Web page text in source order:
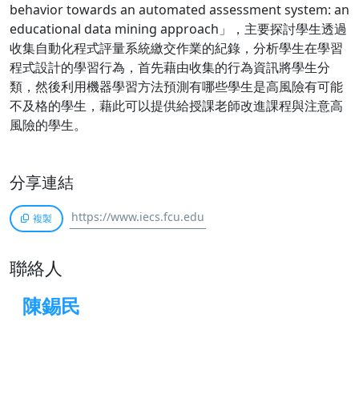
behavior towards an automated assessment system: an
educational data mining approach」，主要探討學生透過
收集自動化程式評量系統繳交作業的紀錄，分析學生在學習
程式設計的學習行為，首先藉由收集的行為資訊將學生分
類，然後利用機器學習方法預測有哪些學生是高風險有可能
不及格的學生，藉此可以提供給授課老師改進課程與注意高
風險的學生。
分享連結
複製
聯絡人
陳錫民